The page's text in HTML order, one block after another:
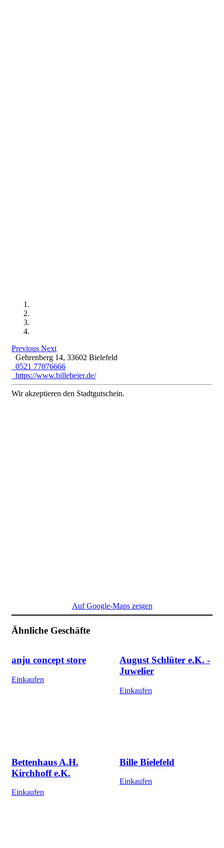
Previous Next
Gehrenberg 14, 33602 Bielefeld
0521 77076666
https://www.billebeier.de/
Wir akzeptieren den Stadtgutschein.
Auf Google-Maps zeigen
Ähnliche Geschäfte
anju concept store
Einkaufen
August Schlüter e.K. -
Juwelier
Einkaufen
Bettenhaus A.H.
Kirchhoff e.K.
Einkaufen
Bille Bielefeld
Einkaufen